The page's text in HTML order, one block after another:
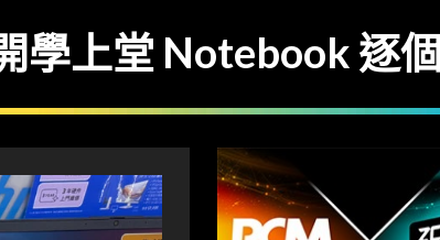
學上堂 Notebook 逐